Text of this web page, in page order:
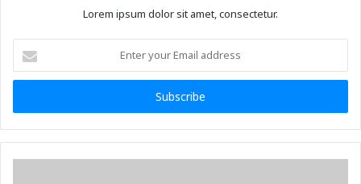
Lorem ipsum dolor sit amet, consectetur.
your
Email